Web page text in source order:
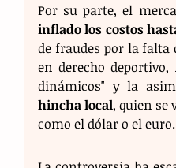
Por su parte, el
inflado los costos
de fraudes por la falta
en derecho
dinámicos" y la
hincha local, quien se
como el dólar o el euro.